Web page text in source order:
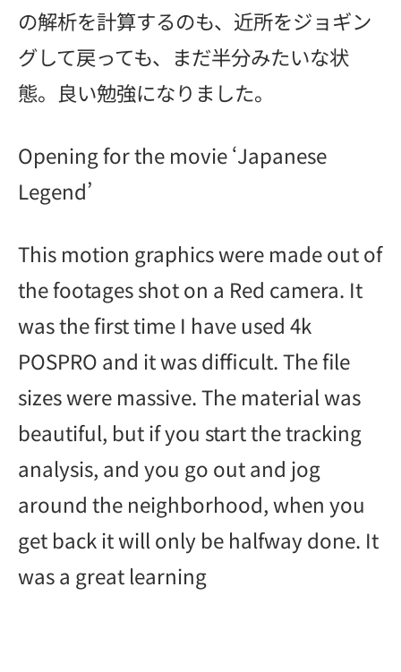
の解析を計算するのも、近所をジョギン
グして戻っても、まだ半分みたいな状
態。良い勉強になりました。
Opening for the movie ‘Japanese
Legend’
This motion graphics were made out of
the footages shot on a Red camera. It
was the first time I have used 4k
POSPRO and it was difficult. The file
sizes were massive. The material was
beautiful, but if you start the tracking
analysis, and you go out and jog
around the neighborhood, when you
get back it will only be halfway done. It
was a great learning